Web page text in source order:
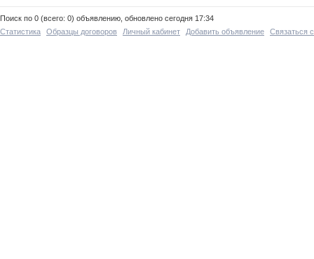
Поиск по 0 (всего: 0) объявлению, обновлено сегодня 17:34
Статистика
Образцы договоров Личный кабинет Добавить объявление Связаться